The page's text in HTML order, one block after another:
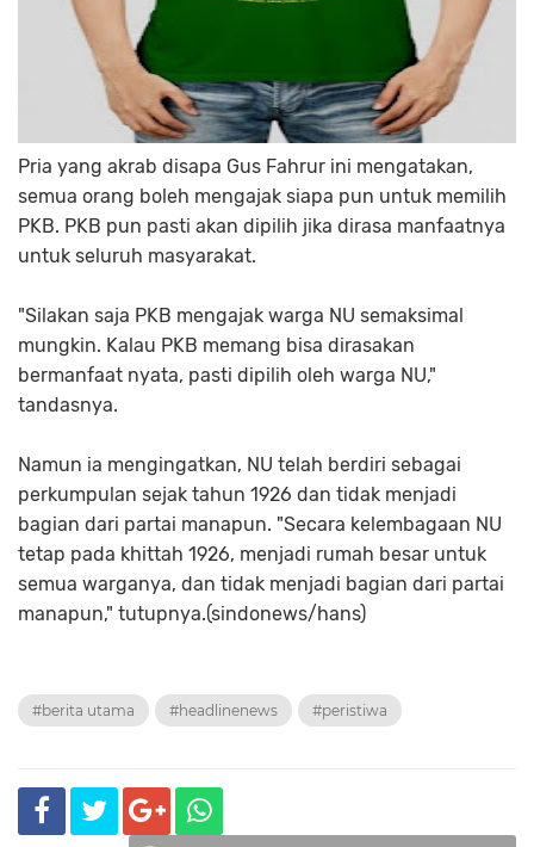
Pria yang akrab disapa Gus Fahrur ini mengatakan,
semua orang boleh mengajak siapa pun untuk memilih
PKB. PKB pun pasti akan dipilih jika dirasa manfaatnya
untuk seluruh masyarakat.
"Silakan saja PKB mengajak warga NU semaksimal
mungkin. Kalau PKB memang bisa dirasakan
bermanfaat nyata, pasti dipilih oleh warga NU,"
tandasnya.
Namun ia mengingatkan, NU telah berdiri sebagai
perkumpulan sejak tahun 1926 dan tidak menjadi
bagian dari partai manapun. "Secara kelembagaan NU
tetap pada khittah 1926, menjadi rumah besar untuk
semua warganya, dan tidak menjadi bagian dari partai
manapun," tutupnya.(sindonews/hans)
#berita utama #headlinenews #peristiwa